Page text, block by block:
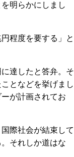
明らかにしまし
程度を要する」と
達したと答弁。そ
となどを挙げまし
が計画されてお
際社会が結束して
それしか道はな